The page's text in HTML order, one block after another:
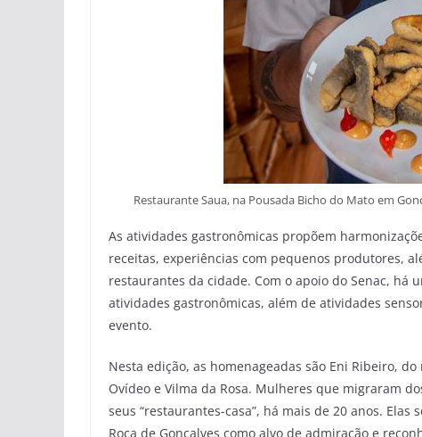
Restaurante Saua, na Pousada Bicho do Mato em
As atividades gastronômicas propõem
receitas, experiências com pequenos produtores,
restaurantes da cidade. Com o apoio do Senac, há
atividades gastronômicas, além de atividades
evento.
Nesta edição, as homenageadas são Eni Ribeiro,
Ovídeo e Vilma da Rosa. Mulheres que migraram
seus “restaurantes-casa”, há mais de 20 anos.
Roça de Gonçalves como alvo de admiração e